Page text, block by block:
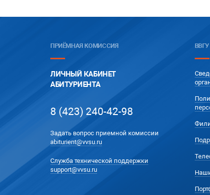
ПРИЁМНАЯ КОМИССИЯ
ЛИЧНЫЙ КАБИНЕТ
АБИТУРИЕНТА
8 (423) 240-42-98
Задать вопрос приемной комиссии
abiturient@vvsu.ru
Служба технической поддержки
support@vvsu.ru
ВВГУ